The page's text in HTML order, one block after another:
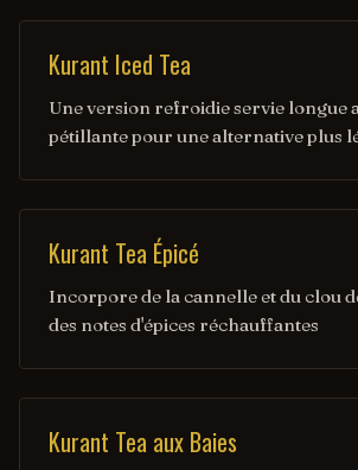
Kurant Iced Tea
Une version refroidie servie longue
pétillante pour une alternative plus
Kurant Tea Épicé
Incorpore de la cannelle et du clou
des notes d'épices réchauffantes
Kurant Tea aux Baies